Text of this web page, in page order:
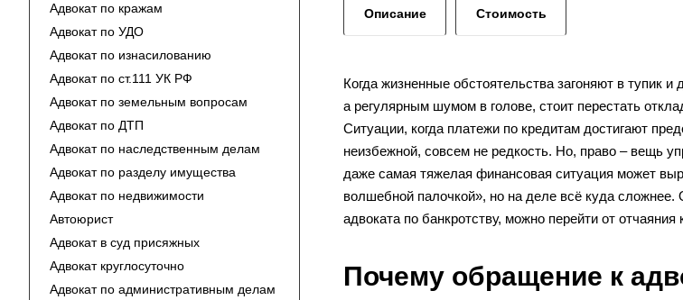
Описание Стоимость
Когда жизненные обстоятельства загоняют в тупик
а регулярным шумом в голове, стоит перестать
Ситуации, когда платежи по кредитам достигают
неизбежной, совсем не редкость. Но, право – вещь
даже самая тяжелая финансовая ситуация может
волшебной палочкой», но на деле всё куда сложнее.
адвоката по банкротству, можно перейти от
Почему обращение к
Адвокат по кражам
Адвокат по УДО
Адвокат по изнасилованию
Адвокат по ст.111 УК РФ
Адвокат по земельным вопросам
Адвокат по ДТП
Адвокат по наследственным делам
Адвокат по разделу имущества
Адвокат по недвижимости
Автоюрист
Адвокат в суд присяжных
Адвокат круглосуточно
Адвокат по административным делам